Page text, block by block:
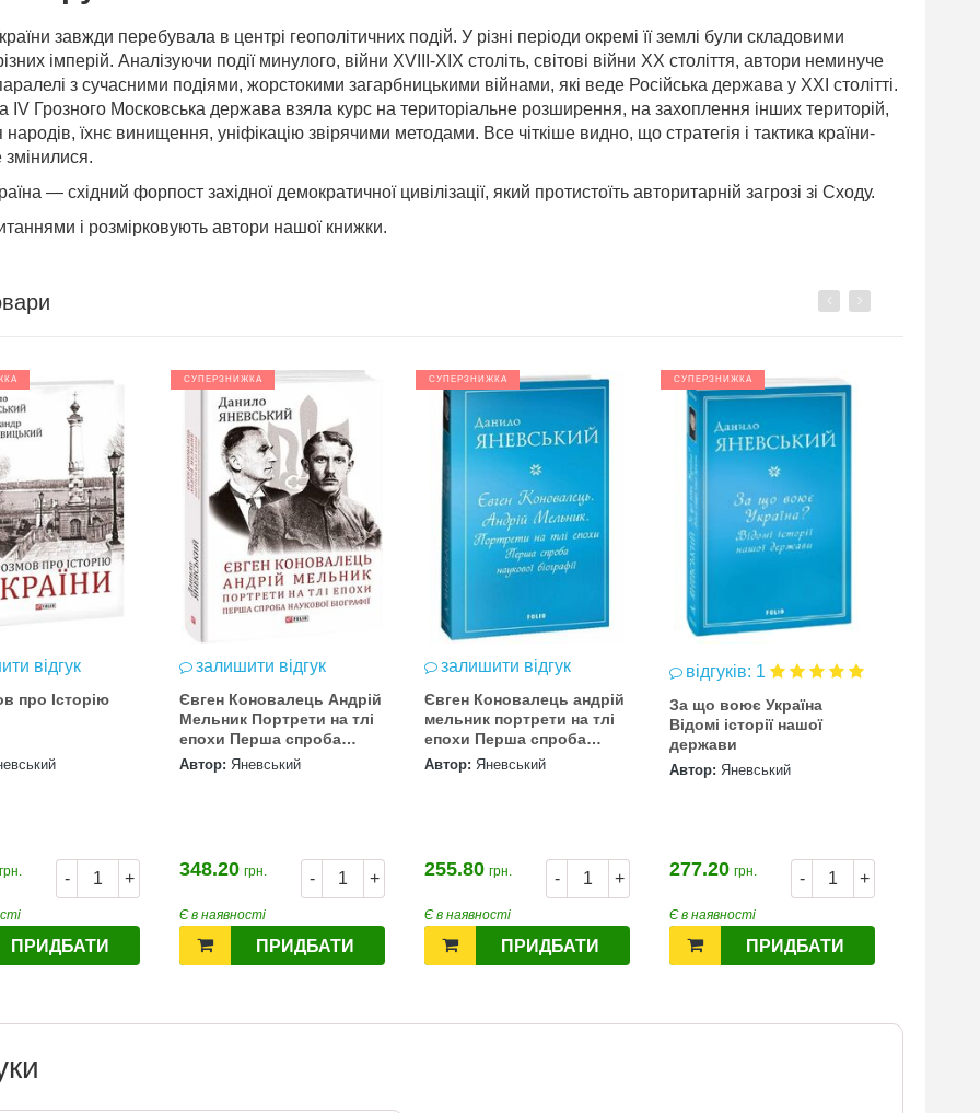
Підготовка до НМТ 2026
Готуйтеся до НМТ 2026 за
завжди перебувала в центрі геополітичних подій. У різні періоди окремі її землі були складовими
імперій. Аналізуючи події минулого, війни XVIII-XIX століть, світові війни XX століття, автори неминуче
з сучасними подіями, жорстокими загарбницькими війнами, які веде Російська держава у XXI столітті.
IV Грозного Московська держава взяла курс на територіальне розширення, на захоплення інших територій,
їхнє винищення, уніфікацію звірячими методами. Все чіткіше видно, що стратегія і тактика країни-
— східний форпост західної демократичної цивілізації, який протистоїть авторитарній загрозі зі Сходу.
і розмірковують автори нашої книжки.
Previous
відгук
про Історію
- +
грн.
ПРИДБАТИ
СУПЕРЗНИЖКА
залишити відгук
Євген Коновалець Андрій
Мельник Портрети на тлі
епохи Перша спроба
наукової біографії
ТВЕРДА
Автор: Яневський
- +
348.20 грн.
Є в наявності
ПРИДБАТИ
СУПЕРЗНИЖКА
залишити відгук
Євген Коновалець андрій
мельник портрети на тлі
епохи Перша спроба
наукової біографії МЯКА
Автор: Яневський
- +
255.80 грн.
Є в наявності
ПРИДБАТИ
СУПЕРЗНИЖКА
відгуків: 1
За що воює Україна
Відомі історії нашої
держави
Автор: Яневський
- +
277.20 грн.
Є в наявності
ПРИДБАТИ
Next